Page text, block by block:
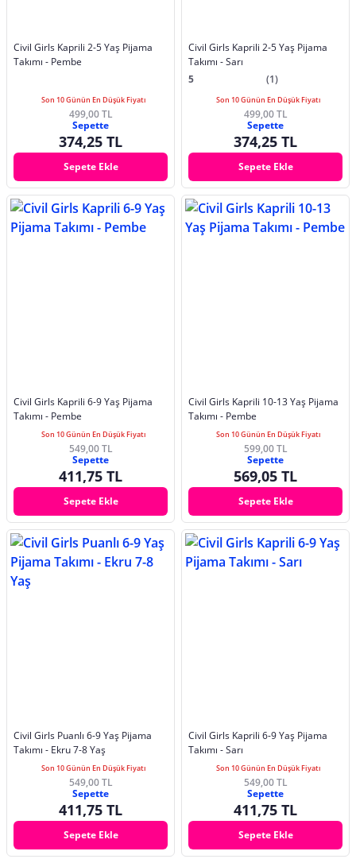
Civil Girls Kaprili 2-5 Yaş Pijama
Takımı - Pembe
Son 10 Günün En Düşük Fiyatı
499,00 TL
Sepette
374,25 TL
Sepete Ekle
Civil Girls Kaprili 2-5 Yaş Pijama
Takımı - Sarı
5
(1)
Son 10 Günün En Düşük Fiyatı
499,00 TL
Sepette
374,25 TL
Sepete Ekle
Civil Girls Kaprili 6-9 Yaş Pijama
Takımı - Pembe
Son 10 Günün En Düşük Fiyatı
549,00 TL
Sepette
411,75 TL
Sepete Ekle
Civil Girls Kaprili 10-13 Yaş Pijama
Takımı - Pembe
Son 10 Günün En Düşük Fiyatı
599,00 TL
Sepette
569,05 TL
Sepete Ekle
Civil Girls Puanlı 6-9 Yaş Pijama
Takımı - Ekru 7-8 Yaş
Son 10 Günün En Düşük Fiyatı
549,00 TL
Sepette
411,75 TL
Sepete Ekle
Civil Girls Kaprili 6-9 Yaş Pijama
Takımı - Sarı
Son 10 Günün En Düşük Fiyatı
549,00 TL
Sepette
411,75 TL
Sepete Ekle